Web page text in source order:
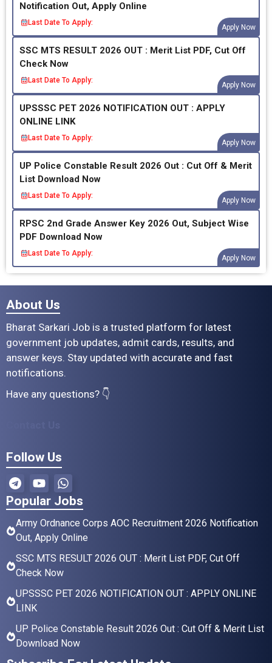
Notification Out, Apply Online
Last Date To Apply:
Apply Now
SSC MTS RESULT 2026 OUT : Merit List PDF, Cut Off
Check Now
Last Date To Apply:
Apply Now
UPSSSC PET 2026 NOTIFICATION OUT : APPLY
ONLINE LINK
Last Date To Apply:
Apply Now
UP Police Constable Result 2026 Out : Cut Off & Merit
List Download Now
Last Date To Apply:
Apply Now
RPSC 2nd Grade Answer Key 2026 Out, Subject Wise
PDF Download Now
Last Date To Apply:
Apply Now
About Us
Bharat Sarkari Job is a trusted platform for latest
government job updates, admit cards, results, and
answer keys. Stay updated with accurate and fast
notifications.
Have any questions? 👇
Follow Us
Popular Jobs
Army Ordnance Corps AOC Recruitment 2026 Notification
Out, Apply Online
SSC MTS RESULT 2026 OUT : Merit List PDF, Cut Off
Check Now
UPSSSC PET 2026 NOTIFICATION OUT : APPLY ONLINE
LINK
UP Police Constable Result 2026 Out : Cut Off & Merit List
Download Now